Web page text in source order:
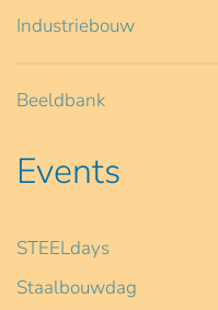
Industriebouw
Beeldbank
Events
STEELdays
Staalbouwdag